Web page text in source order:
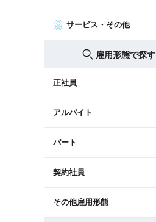
サービス・その他
雇用形態で探す
正社員
アルバイト
パート
契約社員
その他雇用形態